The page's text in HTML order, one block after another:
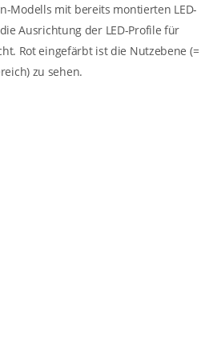
Modells mit bereits montierten LED-
Ausrichtung der LED-Profile für
Rot eingefärbt ist die Nutzebene (=
zu sehen.